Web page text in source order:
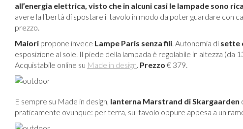
all’energia elettrica, visto che in alcuni casi le lampade sono
avere la libertà di spostare il tavolo in modo da poter guardare con
prezzo.
Maiori propone invece Lampe Paris senza fili. Autonomia di sette
esposizione al sole. Il piede della lampada è regolabile in altezza
Acquistabile online su Made in design. Prezzo € 379.
E sempre su Made in design, lanterna Marstrand di Skargaarden
praticamente ovunque: per terra, sul tavolo oppure appesa a un